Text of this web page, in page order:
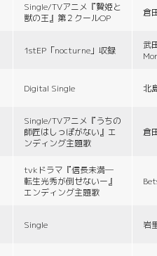
Single/TVアニメ『贄姫と
獣の王』第２クールOP
倉
1stEP「nocturne」収録
武
Digital Single 北
Single/TVアニメ『うちの
師匠はしっぽがない』エ
ンディング主題歌
倉
tvkドラマ『信長未満―
転生光秀が倒せないー』
エンディング主題歌
Single 岩